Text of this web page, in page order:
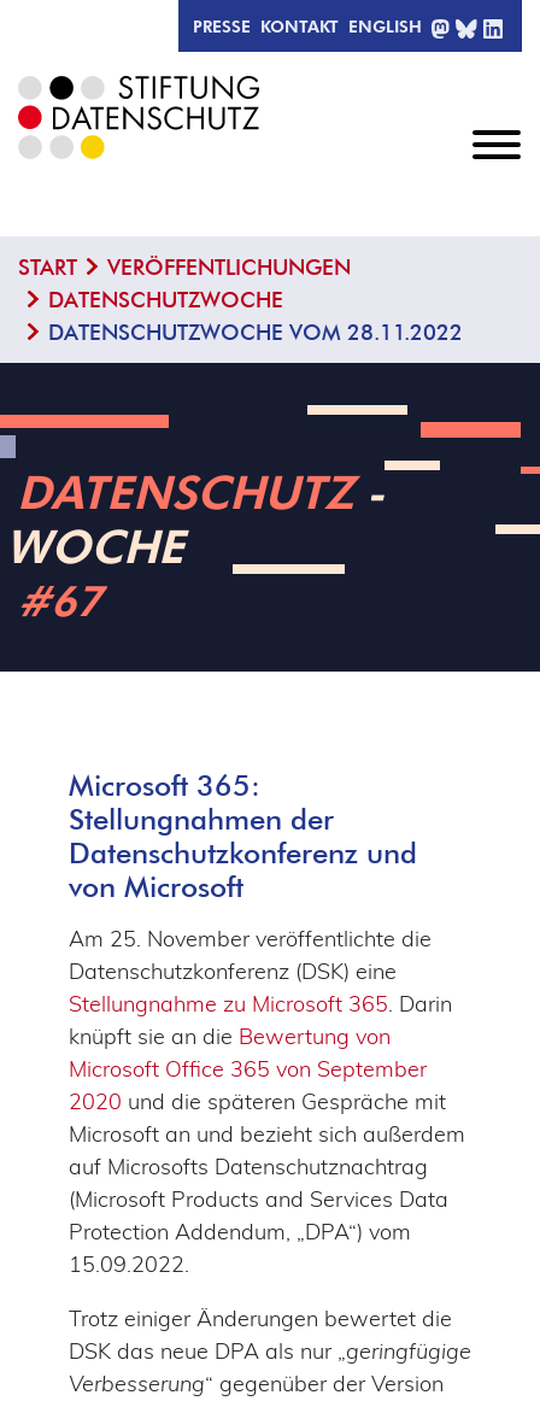
PRESSE KONTAKT ENGLISH
START
VERÖFFENTLICHUNGEN
DATENSCHUTZWOCHE
DATENSCHUTZWOCHE VOM 28.11.2022
DATENSCHUTZ ­
WOCHE
#67
Microsoft 365:
Stellungnahmen der
Datenschutzkonferenz und
von Microsoft
Am 25. November veröffentlichte die
Datenschutzkonferenz (DSK) eine
Stellungnahme zu Microsoft 365. Darin
knüpft sie an die Bewertung von
Microsoft Office 365 von September
2020 und die späteren Gespräche mit
Microsoft an und bezieht sich außerdem
auf Microsofts Datenschutznachtrag
(Microsoft Products and Services Data
Protection Addendum, „DPA“) vom
15.09.2022.
Trotz einiger Änderungen bewertet die
DSK das neue DPA als nur „geringfügige
Verbesserung“ gegenüber der Version